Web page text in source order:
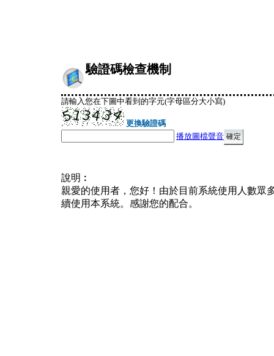
驗證碼檢查機制
請輸入您在下圖中看到的字元(字母區分大小寫)
更換驗證碼
播放圖檔聲音
說明︰
親愛的使用者，您好！由於目前系統使用人數眾
續使用本系統。感謝您的配合。